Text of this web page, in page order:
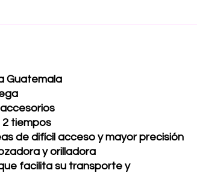
Guatemala
2 tiempos
de difícil acceso y mayor precisión
y orilladora
facilita su transporte y